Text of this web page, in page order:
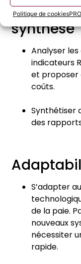
Politique de cookies
Esprit
synthèse
Analyser
indicateurs
et proposer
coûts.
Synthétiser
des
S’adapter
de la paie.
nouveaux
nécessiter
rapide.